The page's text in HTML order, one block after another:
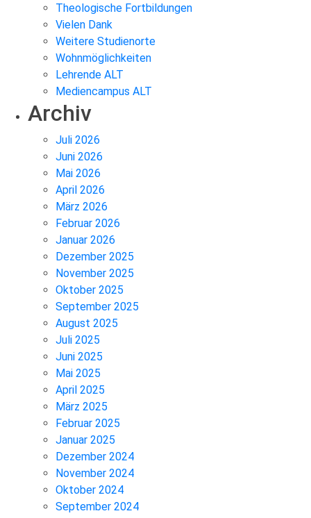
Theologische Fortbildungen
Vielen Dank
Weitere Studienorte
Wohnmöglichkeiten
Lehrende ALT
Mediencampus ALT
Archiv
Juli 2026
Juni 2026
Mai 2026
April 2026
März 2026
Februar 2026
Januar 2026
Dezember 2025
November 2025
Oktober 2025
September 2025
August 2025
Juli 2025
Juni 2025
Mai 2025
April 2025
März 2025
Februar 2025
Januar 2025
Dezember 2024
November 2024
Oktober 2024
September 2024